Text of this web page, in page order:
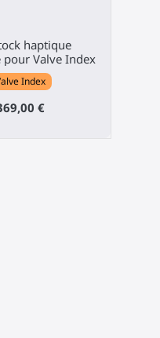
haptique
pour Valve Index
Index
€